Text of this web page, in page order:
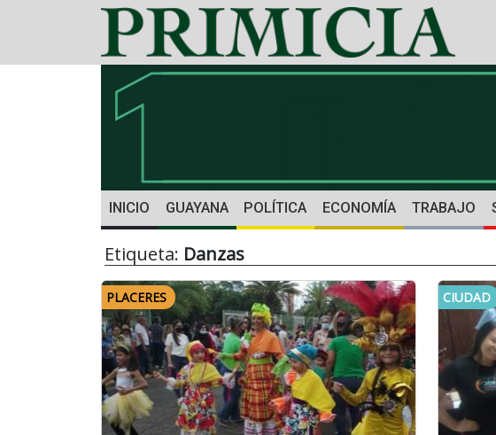
INICIO GUAYANA POLÍTICA ECONOMÍA TRABAJO
Etiqueta: Danzas
PLACERES CIUDAD